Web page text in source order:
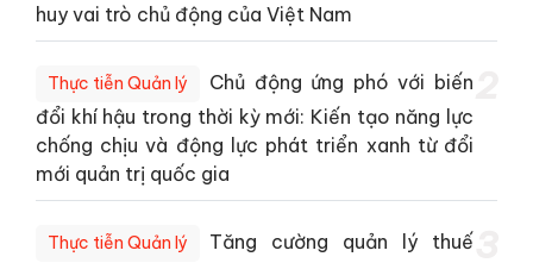
huy vai trò chủ động của Việt Nam
Thực tiễn Quản lý
Chủ động ứng phó với biến
đổi khí hậu trong thời kỳ mới: Kiến tạo năng lực
chống chịu và động lực phát triển xanh từ đổi
mới quản trị quốc gia
Thực tiễn Quản lý
Tăng cường quản lý thuế